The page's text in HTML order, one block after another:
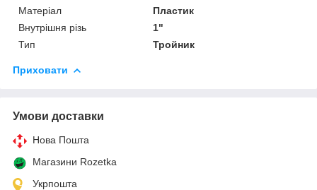
Матеріал
Пластик
Внутрішня різь
1"
Тип
Тройник
Приховати
Умови доставки
Нова Пошта
Магазини Rozetka
Укрпошта